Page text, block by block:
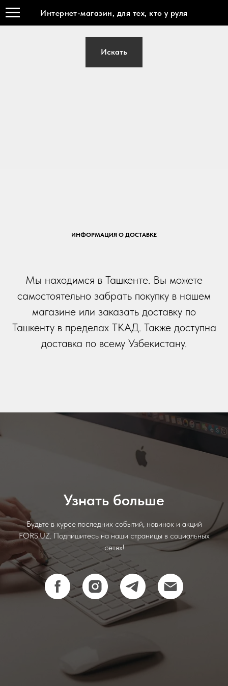
Интернет-магазин, для тех, кто у руля
Не нашли, что искали? Вы можете воспользоваться
общим каталогом
Искать
ИНФОРМАЦИЯ О ДОСТАВКЕ
Мы находимся в Ташкенте. Вы можете
самостоятельно забрать покупку в нашем
магазине или заказать доставку по
Ташкенту в пределах ТКАД. Также доступна
доставка по всему Узбекистану.
Узнать больше
Будьте в курсе последних событий, новинок и акций
FORS.UZ. Подпишитесь на наши страницы в социальных
сетях!